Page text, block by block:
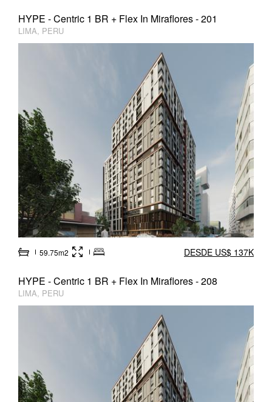
HYPE - Centric 1 BR + Flex In Miraflores - 201
LIMA, PERU
59.75m2 DESDE US$ 137K
HYPE - Centric 1 BR + Flex In Miraflores - 208
LIMA, PERU